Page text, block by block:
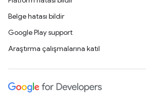
Belge hatası bildir
Google Play support
Araştırma çalışmalarına katıl